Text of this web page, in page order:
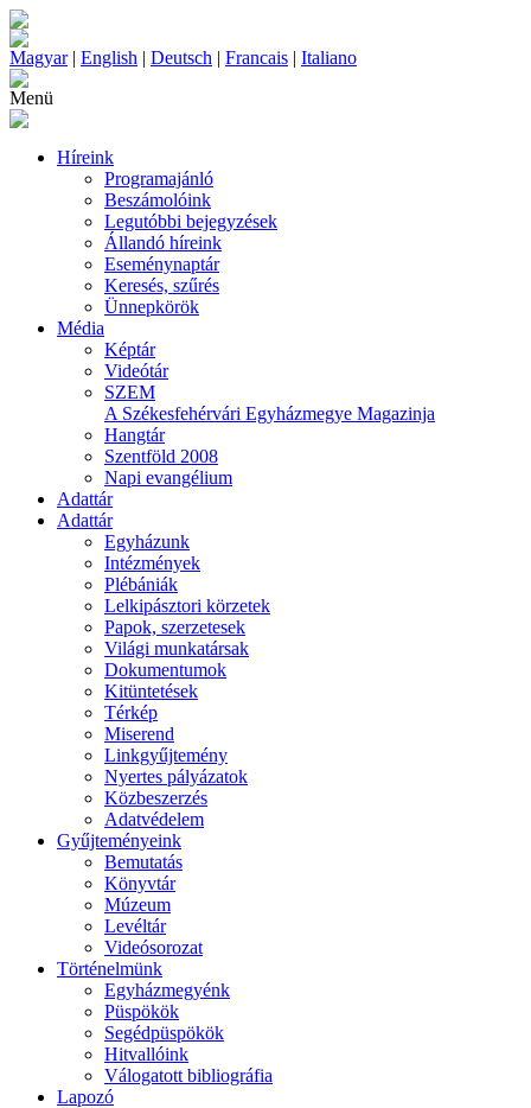
Magyar| English | Deutsch | Francais | Italiano
Menü
Híreink
Programajánló
Beszámolóink
Legutóbbi bejegyzések
Állandó híreink
Eseménynaptár
Keresés, szűrés
Ünnepkörök
Média
Képtár
Videótár
SZEM
A Székesfehérvári Egyházmegye Magazinja
Hangtár
Szentföld 2008
Napi evangélium
Adattár
Adattár
Egyházunk
Intézmények
Plébániák
Lelkipásztori körzetek
Papok, szerzetesek
Világi munkatársak
Dokumentumok
Kitüntetések
Térkép
Miserend
Linkgyűjtemény
Nyertes pályázatok
Közbeszerzés
Adatvédelem
Gyűjteményeink
Bemutatás
Könyvtár
Múzeum
Levéltár
Videósorozat
Történelmünk
Egyházmegyénk
Püspökök
Segédpüspökök
Hitvallóink
Válogatott bibliográfia
Lapozó